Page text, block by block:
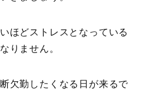
ほどストレスとなっている
りません。
欠勤したくなる日が来るで